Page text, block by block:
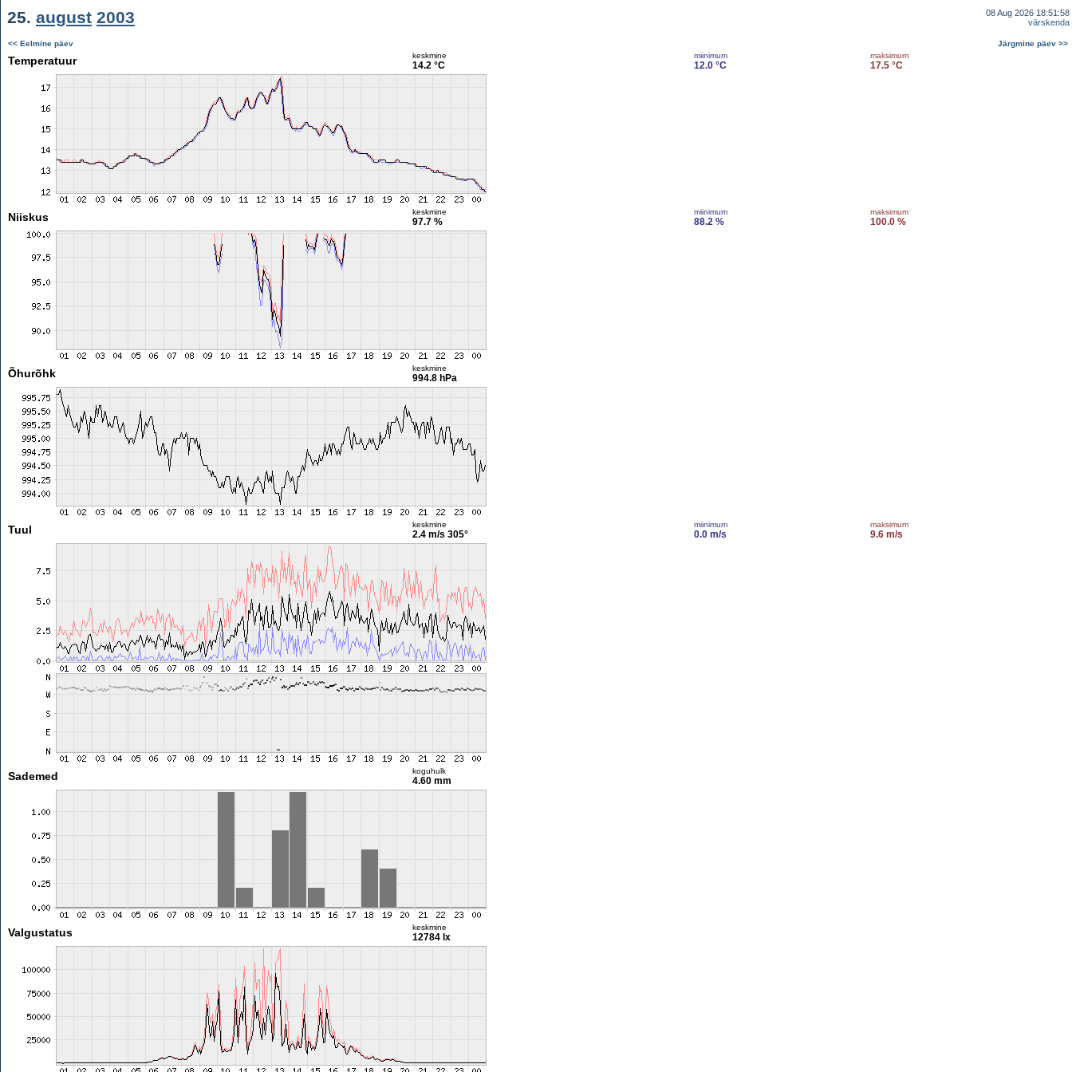
25. august 2003
08 Aug 2026 18:51:58
värskenda
<< Eelmine päev Järgmine päev >>
Temperatuur keskmine
14.2 °C
miinimum
12.0 °C
maksimum
17.5 °C
Niiskus keskmine
97.7 %
miinimum
88.2 %
maksimum
100.0 %
Õhurõhk keskmine
994.8 hPa
Tuul keskmine
2.4 m/s 305°
miinimum
0.0 m/s
maksimum
9.6 m/s
Sademed koguhulk
4.60 mm
Valgustatus keskmine
12784 lx